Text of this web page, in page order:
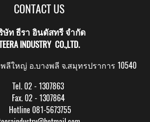
CONTACT US
ษัท ธีรา อินดัสทรี จำกัด
INDUSTRY CO.,LTD.
ลีใหญ่ อ.บางพลี จ.สมุทรปราการ 10540
Tel. 02 - 1307863
Fax. 02 - 1307864
Hotline 081-5673755